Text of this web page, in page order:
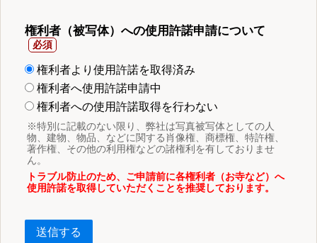
権利者（被写体）への使用許諾申請について
権利者より使用許諾を取得済み
権利者へ使用許諾申請中
権利者への使用許諾取得を行わない
※特別に記載のない限り、弊社は写真被写体としての人
物、建物、物品、などに関する肖像権、商標権、特許権、
著作権、その他の利用権などの諸権利を有しておりませ
ん。
トラブル防止のため、ご申請前に各権利者（お寺など）へ
使用許諾を取得していただくことを推奨しております。
送信する